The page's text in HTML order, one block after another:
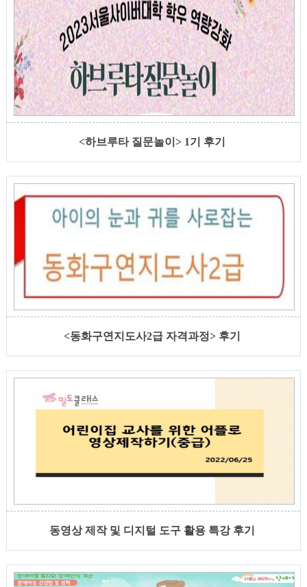
<하브루타 질문놀이> 1기 후기
<동화구연지도사2급 자격과정> 후기
동영상 제작 및 디지털 도구 활용 특강 후기